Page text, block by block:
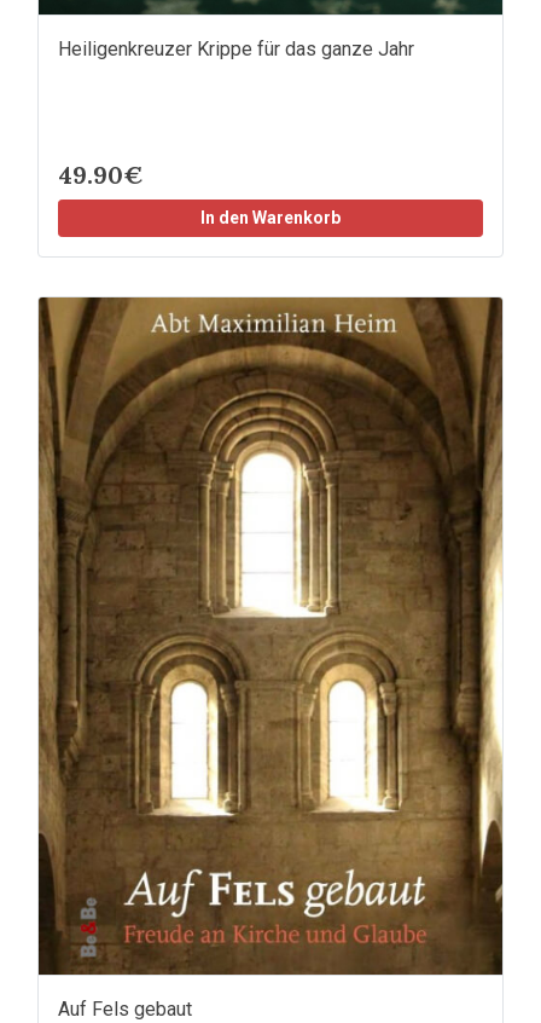
Heiligenkreuzer Krippe für das ganze Jahr
49.90€
In den Warenkorb
Auf Fels gebaut